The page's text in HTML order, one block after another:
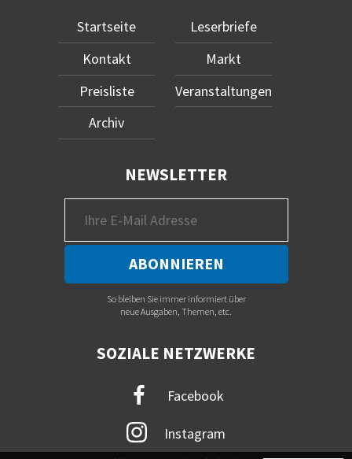
Startseite
Kontakt
Preisliste
Archiv
Leserbriefe
Markt
Veranstaltungen
NEWSLETTER
So bleiben Sie immer informiert über
neue Ausgaben, Themen, etc.
SOZIALE NETZWERKE
Facebook
Instagram